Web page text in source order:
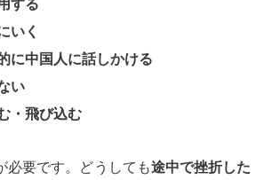
する
いく
に中国人に話しかける
い
・飛び込む
必要です。どうしても途中で挫折した